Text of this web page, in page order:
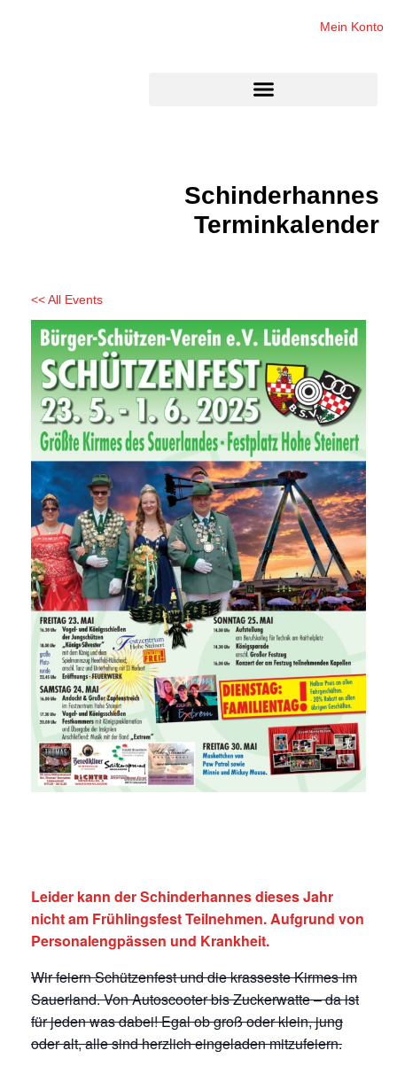
Mein Konto
Schinderhannes
Terminkalender
<< All Events
Leider kann der Schinderhannes dieses Jahr
nicht am Frühlingsfest Teilnehmen. Aufgrund von
Personalengpässen und Krankheit.
Wir feiern Schützenfest und die krasseste Kirmes im
Sauerland. Von Autoscooter bis Zuckerwatte – da ist
für jeden was dabei! Egal ob groß oder klein, jung
oder alt, alle sind herzlich eingeladen mitzufeiern.